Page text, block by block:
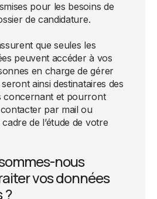
pour les besoins de
de candidature.
que seules les
peuvent accéder à vos
en charge de gérer
ainsi destinataires des
concernant et pourront
par mail ou
de l’étude de votre
nous
vos données
?